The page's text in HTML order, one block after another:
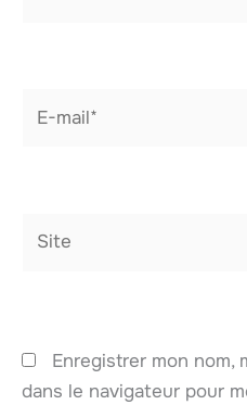
mail*
Enregistrer mon nom,
dans le navigateur pour